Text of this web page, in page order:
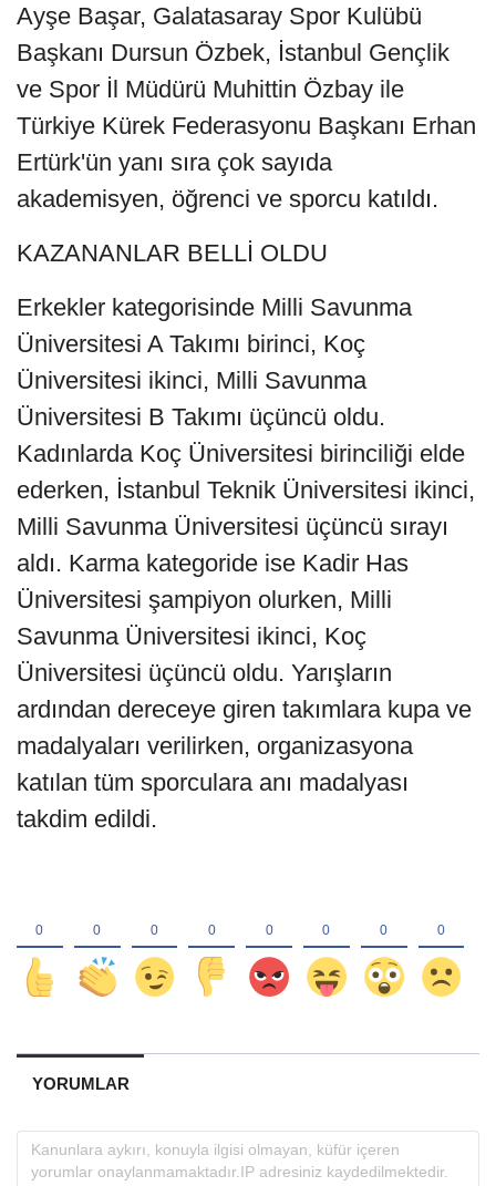
Ayşe Başar, Galatasaray Spor Kulübü
Başkanı Dursun Özbek, İstanbul Gençlik
ve Spor İl Müdürü Muhittin Özbay ile
Türkiye Kürek Federasyonu Başkanı Erhan
Ertürk'ün yanı sıra çok sayıda
akademisyen, öğrenci ve sporcu katıldı.
KAZANANLAR BELLİ OLDU
Erkekler kategorisinde Milli Savunma
Üniversitesi A Takımı birinci, Koç
Üniversitesi ikinci, Milli Savunma
Üniversitesi B Takımı üçüncü oldu.
Kadınlarda Koç Üniversitesi birinciliği elde
ederken, İstanbul Teknik Üniversitesi ikinci,
Milli Savunma Üniversitesi üçüncü sırayı
aldı. Karma kategoride ise Kadir Has
Üniversitesi şampiyon olurken, Milli
Savunma Üniversitesi ikinci, Koç
Üniversitesi üçüncü oldu. Yarışların
ardından dereceye giren takımlara kupa ve
madalyaları verilirken, organizasyona
katılan tüm sporculara anı madalyası
takdim edildi.
YORUMLAR